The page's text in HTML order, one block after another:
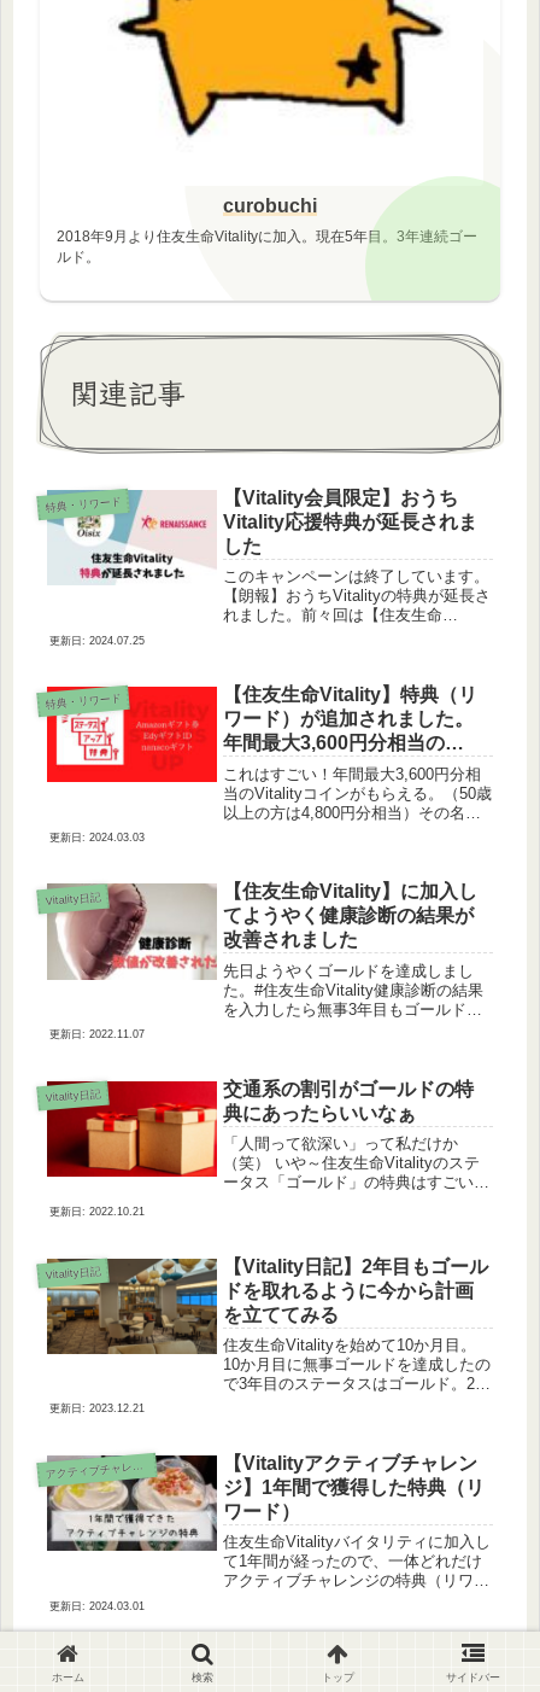
curobuchi
2018年9月より住友生命Vitalityに加入。現在5年目。3年連続ゴー
ルド。
関連記事
特典・リワード
【Vitality会員限定】おうち
Vitality応援特典が延長されま
した
このキャンペーンは終了しています。
【朗報】おうちVitalityの特典が延長さ
れました。前々回は【住友生命
2024.07.25
特典・リワード
【住友生命Vitality】特典（リ
ワード）が追加されました。
年間最大3,600円分相当の
Vitalityコインがもらえる。
これはすごい！年間最大3,600円分相
当のVitalityコインがもらえる。（50歳
以上の方は4,800円分相当）その名
で...
2024.03.03
Vitality日記
【住友生命Vitality】に加入し
てようやく健康診断の結果が
改善されました
先日ようやくゴールドを達成しまし
た。#住友生命Vitality健康診断の結果
を入力したら無事3年目もゴールド達
pic.twitter.c...
2022.11.07
Vitality日記
交通系の割引がゴールドの特
典にあったらいいなぁ
「人間って欲深い」って私だけか
（笑） いや～住友生命Vitalityのステ
ータス「ゴールド」の特典はすごい
ど、...
2022.10.21
Vitality日記
【Vitality日記】2年目もゴール
ドを取れるように今から計画
を立ててみる
住友生命Vitalityを始めて10か月目。
10か月目に無事ゴールドを達成したの
で3年目のステータスはゴールド。2年
累計ポイントで決まる。...
2023.12.21
ア
クティブチャレンジ
【Vitalityアクティブチャレン
ジ】1年間で獲得した特典（リ
ワード）
住友生命Vitalityバイタリティに加入し
て1年間が経ったので、一体どれだけ
アクティブチャレンジの特典（リワー
アクティブチ...
2024.03.01
ホーム 検索 トップ サイドバー